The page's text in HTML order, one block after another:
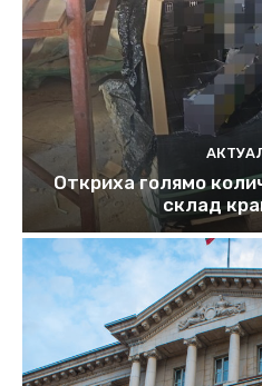
Откриха голямо
склад